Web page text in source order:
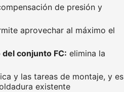
de presión y
aprovechar al máximo el
conjunto FC: elimina la
y las tareas de montaje, y es
existente